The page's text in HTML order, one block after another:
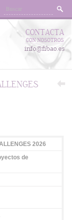
CONTACTA
CON NOSOTROS
info@fibao.es
2026
de